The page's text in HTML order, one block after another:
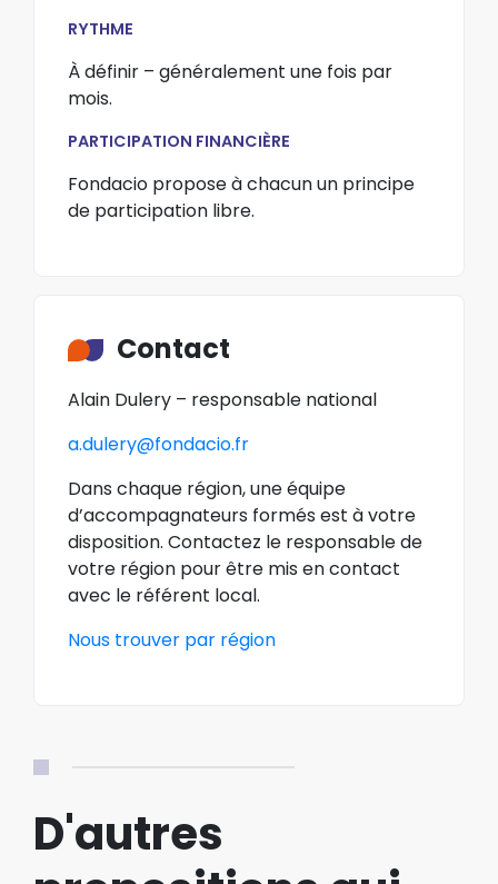
RYTHME
À définir – généralement une fois par
mois.
PARTICIPATION FINANCIÈRE
Fondacio propose à chacun un principe
de participation libre.
Contact
Alain Dulery – responsable national
a.dulery@fondacio.fr
Dans chaque région, une équipe
d’accompagnateurs formés est à votre
disposition. Contactez le responsable de
votre région pour être mis en contact
avec le référent local.
Nous trouver par région
D'autres